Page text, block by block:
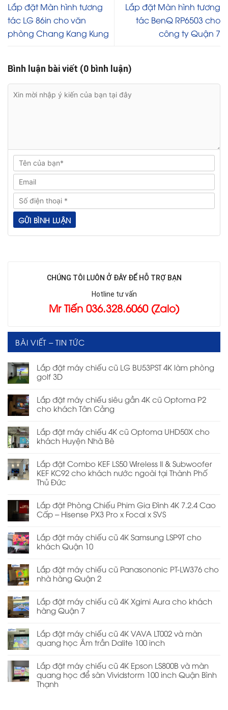
CHÚNG TÔI LUÔN Ở ĐÂY ĐỂ HỖ TRỢ BẠN
Hotline tư vấn
Mr Tiến 036.328.6060 (Zalo)
BÀI VIẾT – TIN TỨC
Lắp đặt máy chiếu cũ LG BU53PST 4K làm phòng
golf 3D
Lắp đặt máy chiếu siêu gần 4K cũ Optoma P2
cho khách Tân Cảng
Lắp đặt máy chiếu 4K cũ Optoma UHD50X cho
khách Huyện Nhà Bè
Lắp đặt Combo KEF LS50 Wireless II & Subwoofer
KEF KC92 cho khách nước ngoài tại Thành Phố
Thủ Đức
Lắp đặt Phòng Chiếu Phim Gia Đình 4K 7.2.4 Cao
Cấp – Hisense PX3 Pro x Focal x SVS
Lắp đặt máy chiếu cũ 4K Samsung LSP9T cho
khách Quận 10
Lắp đặt máy chiếu cũ Panasononic PT-LW376 cho
nhà hàng Quận 2
Lắp đặt máy chiếu cũ 4K Xgimi Aura cho khách
hàng Quận 7
Lắp đặt máy chiếu cũ 4K VAVA LT002 và màn
quang học Âm trần Dalite 100 inch
Lắp đặt máy chiếu cũ 4K Epson LS800B và màn
quang học để sàn Vividstorm 100 inch Quận Bình
Thạnh
Lắp đặt Màn hình tương
tác LG 86in cho văn
phòng Chang Kang Kung
Lắp đặt Màn hình tương
tác BenQ RP6503 cho
công ty Quận 7
Bình luận bài viết (0 bình luận)